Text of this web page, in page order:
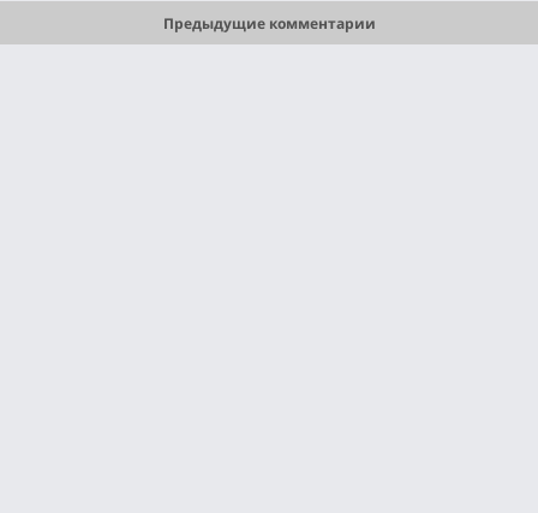
Предыдущие комментарии